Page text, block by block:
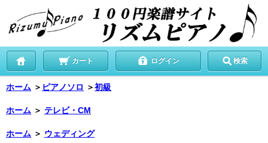
カート ログイン 検索
ホーム ＞ ピアノソロ ＞初級
ホーム ＞ テレビ・CM
ホーム ＞ ウェディング